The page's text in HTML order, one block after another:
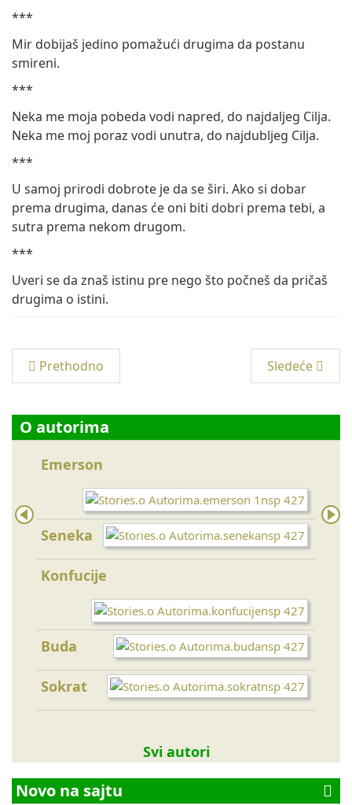
***
Mir dobijaš jedino pomažući drugima da postanu
smireni.
***
Neka me moja pobeda vodi napred, do najdaljeg Cilja.
Neka me moj poraz vodi unutra, do najdubljeg Cilja.
***
U samoj prirodi dobrote je da se širi. Ako si dobar
prema drugima, danas će oni biti dobri prema tebi, a
sutra prema nekom drugom.
***
Uveri se da znaš istinu pre nego što počneš da pričaš
drugima o istini.
Prethodno Sledeće
O autorima
Emerson
Seneka
Konfucije
Buda
Sokrat
Svi autori
Novo na sajtu